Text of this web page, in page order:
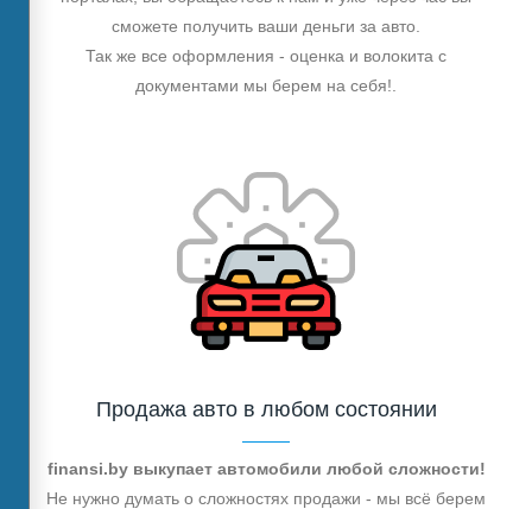
сможете получить ваши деньги за авто.
Так же все оформления - оценка и волокита с
документами мы берем на себя!.
Продажа авто в любом состоянии
finansi.by выкупает автомобили любой сложности!
Не нужно думать о сложностях продажи - мы всё берем